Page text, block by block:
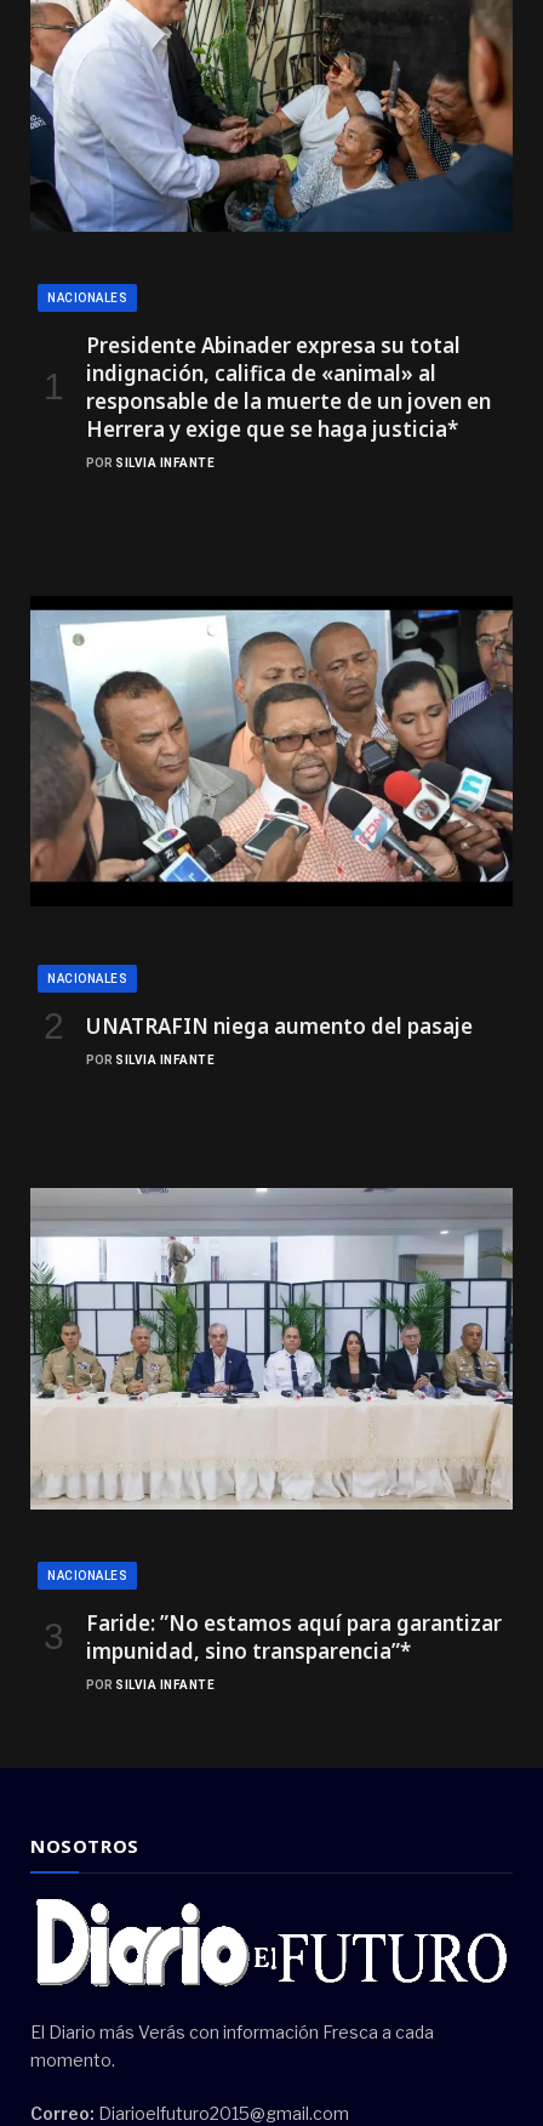
NACIONALES
Presidente Abinader expresa su total
indignación, califica de «animal» al
responsable de la muerte de un joven en
Herrera y exige que se haga justicia*
POR SILVIA INFANTE
NACIONALES
UNATRAFIN niega aumento del pasaje
POR SILVIA INFANTE
NACIONALES
Faride: ”No estamos aquí para garantizar
impunidad, sino transparencia”*
POR SILVIA INFANTE
NOSOTROS
El Diario más Verás con información Fresca a cada
momento.
Correo: Diarioelfuturo2015@gmail.com